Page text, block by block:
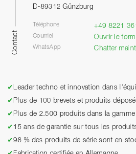
Contact
D-89312 Günzburg
Téléphone +49 8221
Courriel Ouvrir le
WhatsApp Chatter
✔ Leader techno et innovation dans
✔ Plus de 100 brevets et produits
✔ Plus de 2.500 produits dans la gamme
✔ 15 ans de garantie sur tous les
✔98 % des produits de série sont en